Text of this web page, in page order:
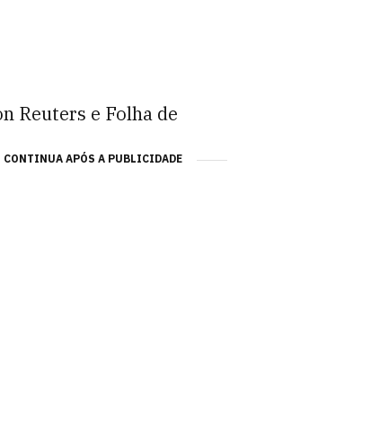
Reuters e Folha de
CONTINUA APÓS A PUBLICIDADE